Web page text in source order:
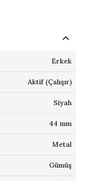
Erkek
Aktif (Çalışır)
Siyah
44 mm
Metal
Gümüş